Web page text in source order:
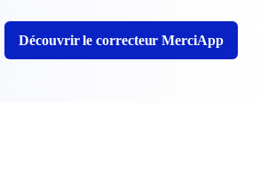
Découvrir le correcteur MerciApp